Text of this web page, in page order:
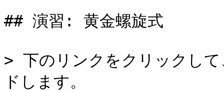
## 演習: 黄金螺旋式
> 下のリンクをクリックし
ドします。